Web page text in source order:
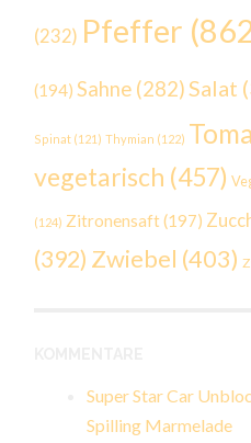
(232) Pfeffer
(194) Sahne (282) Salat
Spinat (121) Thymian (122)
vegetarisch (457)
(124) Zitronensaft(197)
(392) Zwiebel (403)
Super Star Car
Spilling Marmelade